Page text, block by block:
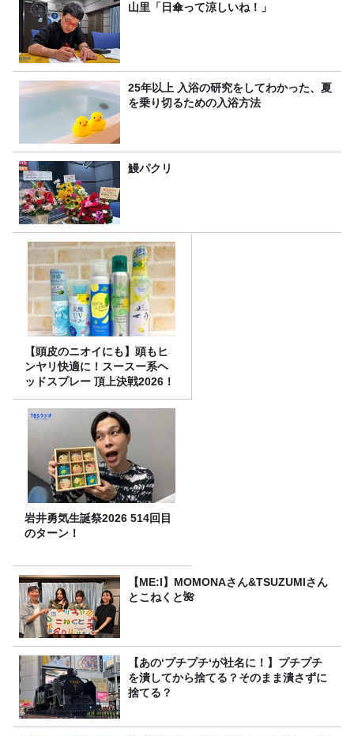
山里「日傘って涼しいね！」
25年以上 入浴の研究をしてわかった、夏
を乗り切るための入浴方法
鰻パクリ
【頭皮のニオイにも】頭もヒ
ンヤリ快適に！スースー系ヘ
ッドスプレー 頂上決戦2026！
岩井勇気生誕祭2026 514回目
のターン！
【ME:I】MOMONAさん&TSUZUMIさん
とこねくと🌺
【あの‘プチプチ‘が社名に！】プチプチ
を潰してから捨てる？そのまま潰さずに
捨てる？